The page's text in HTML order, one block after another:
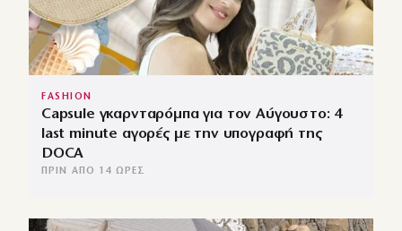
FASHION
Capsule γκαρνταρόμπα για τον Αύγουστο: 4
last minute αγορές με την υπογραφή της
DOCA
ΠΡΙΝ ΑΠΌ 14 ΏΡΕΣ